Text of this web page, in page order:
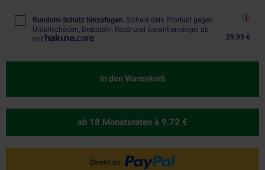
Rundum-Schutz hinzufügen. Sichere dein Produkt gegen
Unfallschäden, Diebstahl, Raub und Garantiemängel ab
mit
29,99 €
In den Warenkorb
ab 18 Monatsraten à 9.72 €